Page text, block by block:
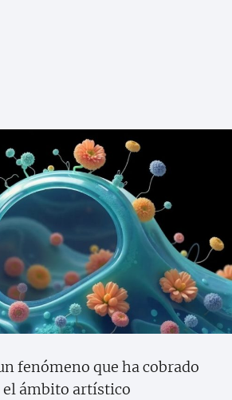
fenómeno que ha cobrado
el ámbito artístico